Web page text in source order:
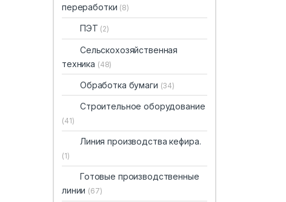
переработки (8)
ПЭТ (2)
Сельскохозяйственная
техника (48)
Обработка бумаги (34)
Строительное оборудование
(41)
Линия производства кефира.
(1)
Готовые производственные
линии (67)